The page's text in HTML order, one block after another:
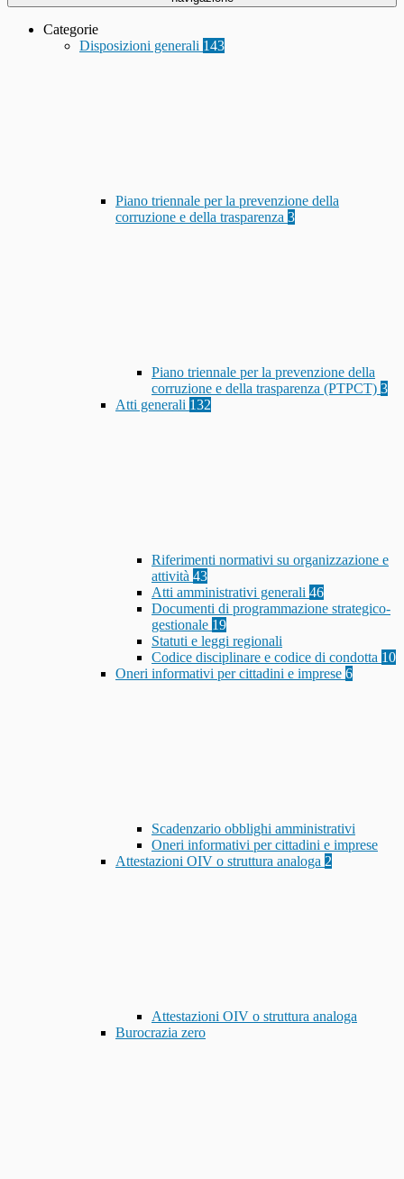
Categorie
Disposizioni generali 143
Piano triennale per la prevenzione della
corruzione e della trasparenza 3
Piano triennale per la prevenzione della
corruzione e della trasparenza (PTPCT) 3
Atti generali 132
Riferimenti normativi su organizzazione e
attività 43
Atti amministrativi generali 46
Documenti di programmazione strategico-
gestionale 19
Statuti e leggi regionali
Codice disciplinare e codice di condotta 10
Oneri informativi per cittadini e imprese 6
Scadenzario obblighi amministrativi
Oneri informativi per cittadini e imprese
Attestazioni OIV o struttura analoga 2
Attestazioni OIV o struttura analoga
Burocrazia zero